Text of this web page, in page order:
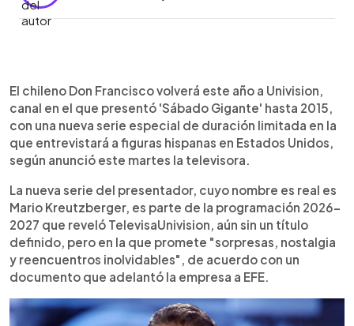
Escuchar artículo
El reconocido presentador Don Francisco volverá
a Univision con una nueva serie de entrevistas
como parte de la programación 2026-2027. El
chileno, famoso por “Sábado Gigante”, conducirá
un formato que combinará conversaciones íntimas
hispano en Estados Unidos. Aunque el programa
aún no tiene título, la cadena promete nostalgia y
reencuentros inolvidables. Con más de cinco
décadas de trayectoria, Mario Kreutzberger
retoma un espacio en la televisión que lo
consolidó como uno de los rostros más
influyentes del entretenimiento latino.
El chileno Don Francisco volverá este año a Univision,
canal en el que presentó 'Sábado Gigante' hasta 2015,
con una nueva serie especial de duración limitada en la
que entrevistará a figuras hispanas en Estados Unidos,
según anunció este martes la televisora.
La nueva serie del presentador, cuyo nombre es real es
Mario Kreutzberger, es parte de la programación 2026-
2027 que reveló TelevisaUnivision, aún sin un título
definido, pero en la que promete "sorpresas, nostalgia
y reencuentros inolvidables", de acuerdo con un
documento que adelantó la empresa a EFE.